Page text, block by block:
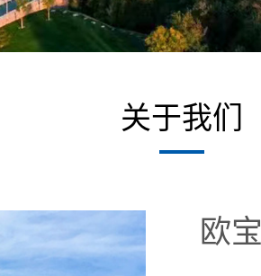
关于我们
欧